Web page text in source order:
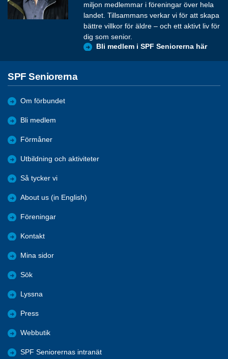
miljon medlemmar i föreningar över hela
landet. Tillsammans verkar vi för att skapa
bättre villkor för äldre – och ett aktivt liv för
dig som senior.
Bli medlem i SPF Seniorerna här
SPF Seniorerna
Om förbundet
Bli medlem
Förmåner
Utbildning och aktiviteter
Så tycker vi
About us (in English)
Föreningar
Kontakt
Mina sidor
Sök
Lyssna
Press
Webbutik
SPF Seniorernas intranät